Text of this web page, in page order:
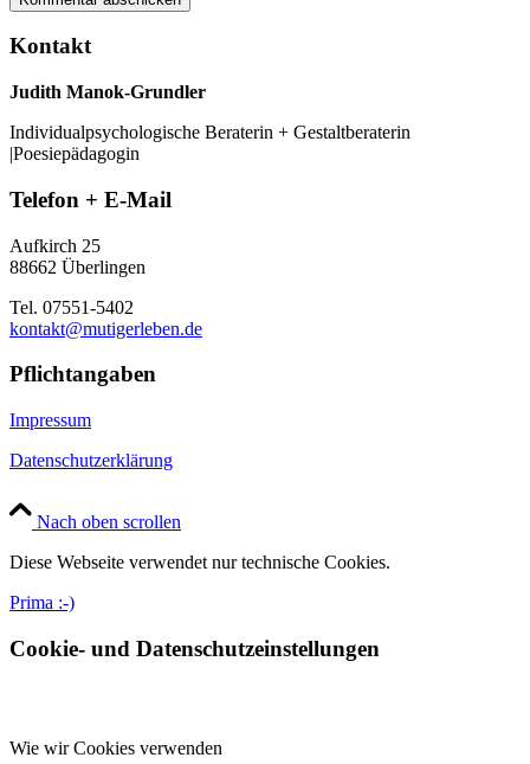
Kontakt
Judith Manok-Grundler
Individualpsychologische Beraterin + Gestaltberaterin
|Poesiepädagogin
Telefon + E-Mail
Aufkirch 25
88662 Überlingen
Tel. 07551-5402
kontakt@mutigerleben.de
Pflichtangaben
Impressum
Datenschutzerklärung
Nach oben scrollen
Diese Webseite verwendet nur technische Cookies.
Prima :-)
Cookie- und Datenschutzeinstellungen
Wie wir Cookies verwenden